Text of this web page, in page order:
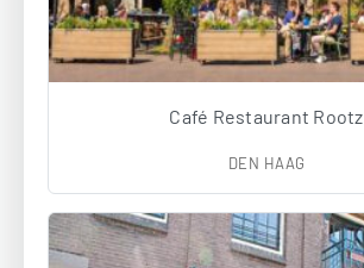
Café Restaurant Rootz
DEN HAAG